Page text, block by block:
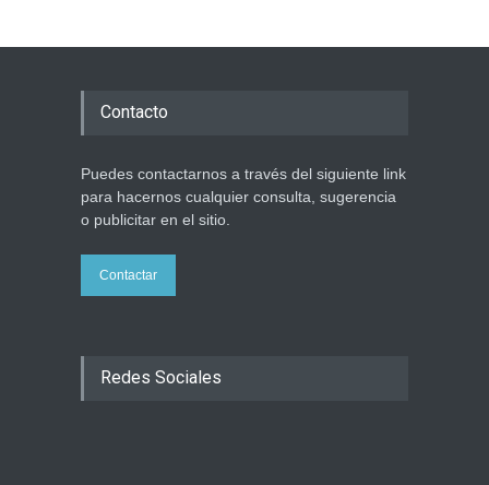
Israel y Medio Oriente,Tema del
bajas"; la MDA insta al
Ciencia y Salud
5 agosto 2026
Contacto
Puedes contactarnos a través del siguiente link
para hacernos cualquier consulta, sugerencia
o publicitar en el sitio.
Contactar
Redes Sociales